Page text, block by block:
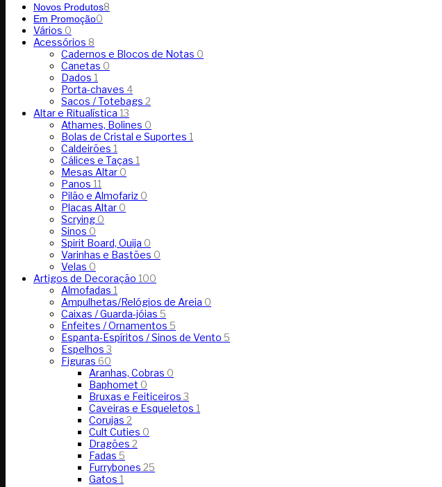
Novos Produtos8
Em Promoção0
Vários 0
Acessórios 8
Cadernos e Blocos de Notas 0
Canetas 0
Dados 1
Porta-chaves 4
Sacos / Totebags 2
Altar e Ritualística 13
Athames, Bolines 0
Bolas de Cristal e Suportes 1
Caldeirões 1
Cálices e Taças 1
Mesas Altar 0
Panos 11
Pilão e Almofariz 0
Placas Altar 0
Scrying 0
Sinos 0
Spirit Board, Ouija 0
Varinhas e Bastões 0
Velas 0
Artigos de Decoração 100
Almofadas 1
Ampulhetas/Relógios de Areia 0
Caixas / Guarda-jóias 5
Enfeites / Ornamentos 5
Espanta-Espíritos / Sinos de Vento 5
Espelhos3
Figuras 60
Aranhas, Cobras 0
Baphomet 0
Bruxas e Feiticeiros3
Caveiras e Esqueletos 1
Corujas 2
Cult Cuties 0
Dragões 2
Fadas 5
Furrybones 25
Gatos 1